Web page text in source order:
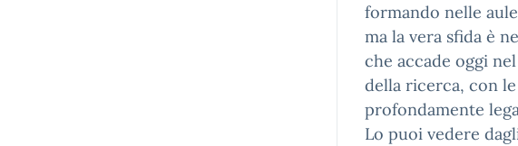
formando nelle
ma la vera sfida è
che accade oggi
della ricerca, con
profondamente
Lo puoi vedere